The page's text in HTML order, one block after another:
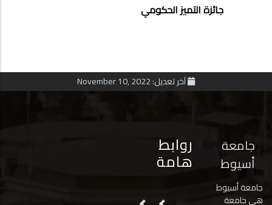
جائزة التميز الحكومي
آخر تعديل: November 10, 2022
جامعة
أسيوط
جامعة أسيوط
هي جامعة
روابط
هامة